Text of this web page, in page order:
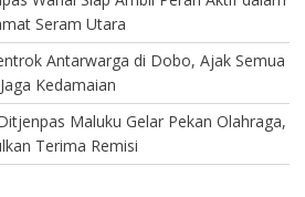
Seram Utara
Antarwarga di Dobo, Ajak Semua
Kedamaian
Maluku Gelar Pekan Olahraga,
Terima Remisi